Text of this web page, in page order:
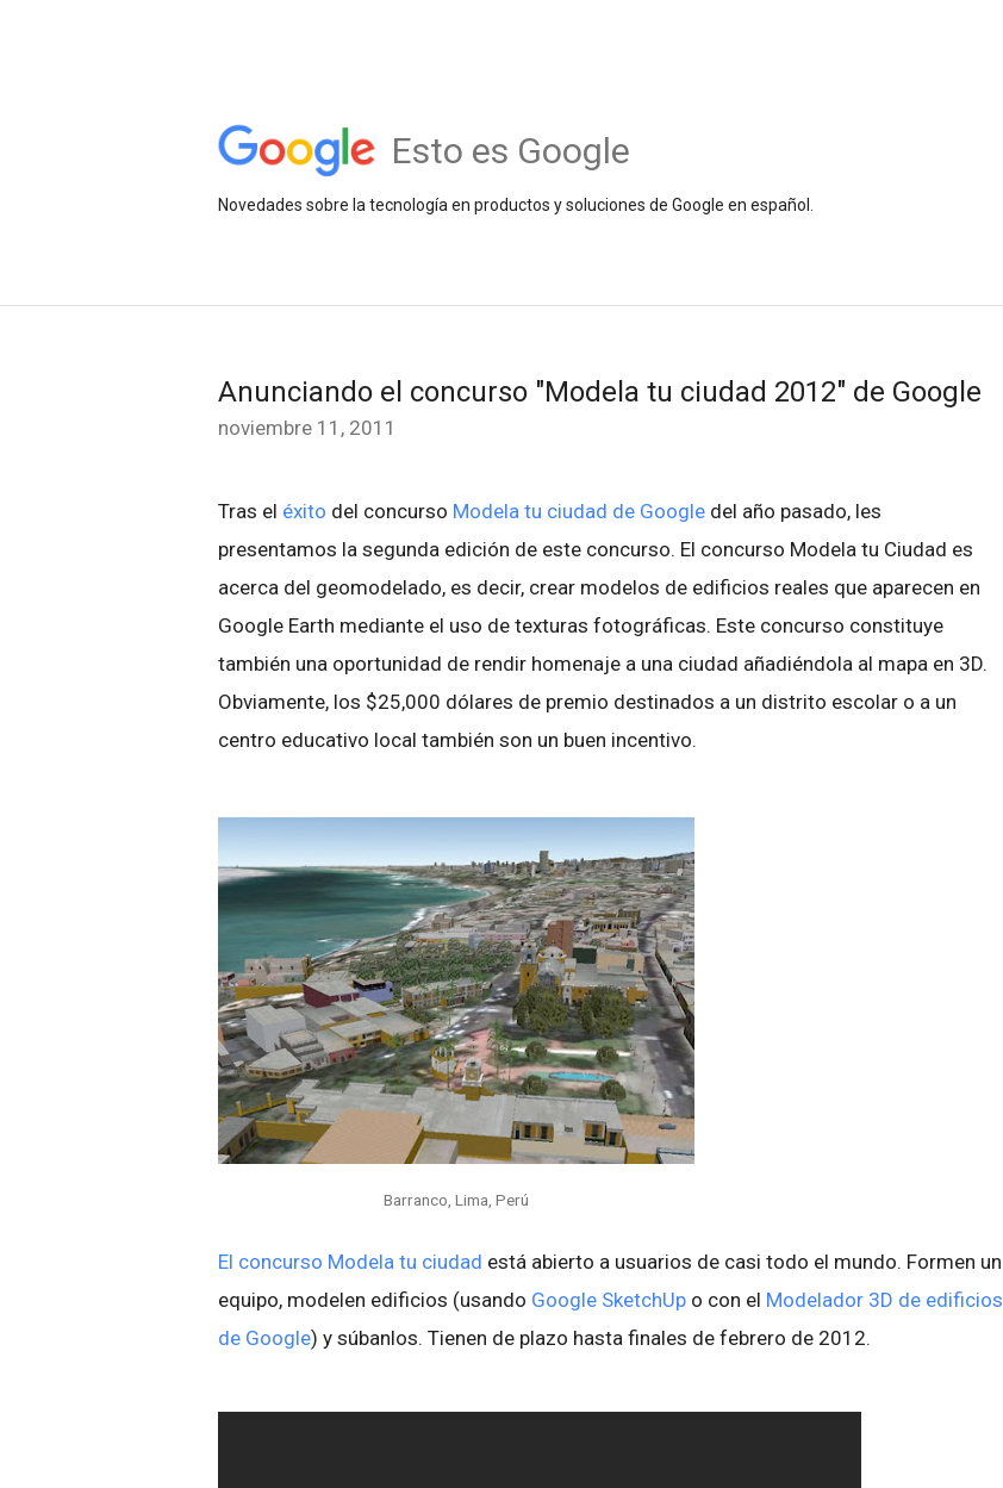
Esto es Google
Novedades sobre la tecnología en productos y soluciones de Google en español.
Anunciando el concurso "Modela tu ciudad 2012" de Google
noviembre 11, 2011
Tras el éxito del concurso Modela tu ciudad de Google del año pasado, les
presentamos la segunda edición de este concurso. El concurso Modela tu Ciudad es
acerca del geomodelado, es decir, crear modelos de edificios reales que aparecen en
Google Earth mediante el uso de texturas fotográficas. Este concurso constituye
también una oportunidad de rendir homenaje a una ciudad añadiéndola al mapa en 3D.
Obviamente, los $25,000 dólares de premio destinados a un distrito escolar o a un
centro educativo local también son un buen incentivo.
Barranco, Lima, Perú
El concurso Modela tu ciudad está abierto a usuarios de casi todo el mundo. Formen un
equipo, modelen edificios (usando Google SketchUp o con el Modelador 3D de edificios
de Google) y súbanlos. Tienen de plazo hasta finales de febrero de 2012.